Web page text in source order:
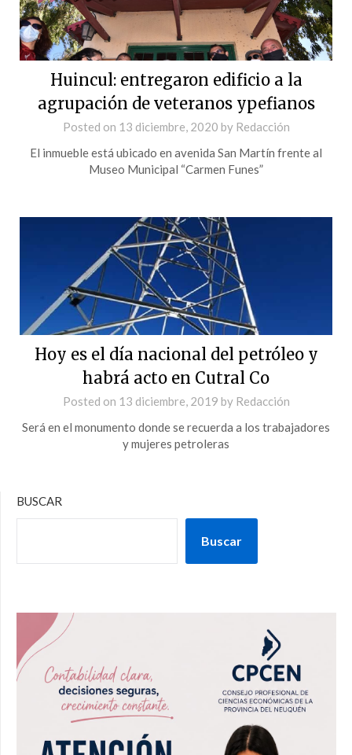
Huincul: entregaron edificio a la
agrupación de veteranos ypefianos
Posted on 13 diciembre, 2020 by Redacción
El inmueble está ubicado en avenida San Martín frente al
Museo Municipal “Carmen Funes”
Hoy es el día nacional del petróleo y
habrá acto en Cutral Co
Posted on 13 diciembre, 2019 by Redacción
Será en el monumento donde se recuerda a los trabajadores
y mujeres petroleras
BUSCAR
Buscar